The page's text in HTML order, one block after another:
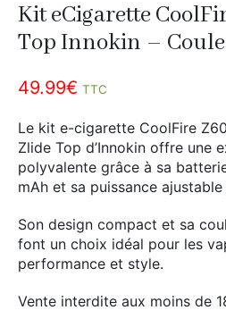
Kit eCigarette
Top Innokin –
49.99€ TTC
Le kit e-cigarette CoolFire
Zlide Top d’Innokin offre une
polyvalente grâce à sa
mAh et sa puissance ajustable
Son design compact et sa
font un choix idéal pour les
performance et style.
Vente interdite aux moins de
10ml
100ml
Salé
Sucré